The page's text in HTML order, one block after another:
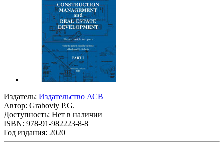
Издатель: Издательство АСВ
Автор: Graboviy P.G.
Доступность: Нет в наличии
ISBN: 978-91-982223-8-8
Год издания: 2020